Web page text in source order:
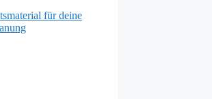
für deine